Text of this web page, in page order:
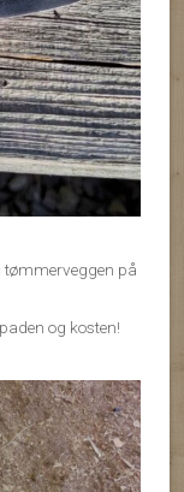
tømmerveggen på
og kosten!